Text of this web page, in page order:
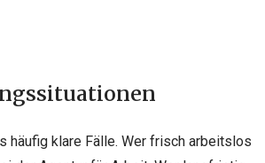
häufig klare Fälle. Wer frisch arbeitslos